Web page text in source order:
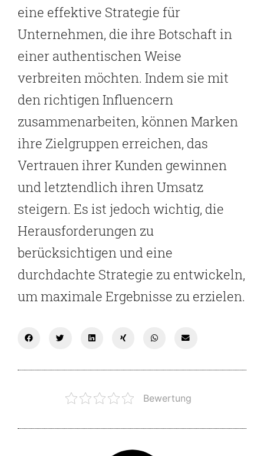
eine effektive Strategie für
Unternehmen, die ihre Botschaft in
einer authentischen Weise
verbreiten möchten. Indem sie mit
den richtigen Influencern
zusammenarbeiten, können Marken
ihre Zielgruppen erreichen, das
Vertrauen ihrer Kunden gewinnen
und letztendlich ihren Umsatz
steigern. Es ist jedoch wichtig, die
Herausforderungen zu
berücksichtigen und eine
durchdachte Strategie zu entwickeln,
um maximale Ergebnisse zu erzielen.
Bewertung